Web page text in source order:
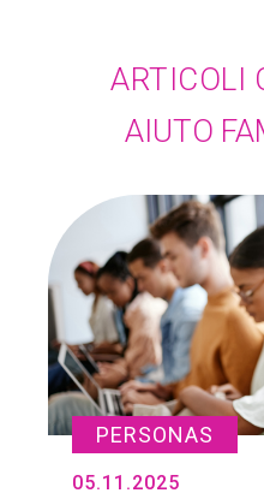
AIUTO
ARTICOLI
PERSONAS
05.11.2025